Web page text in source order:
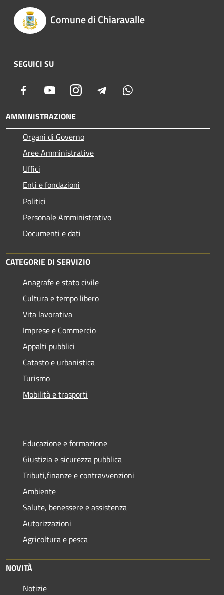
Comune di Chiaravalle
SEGUICI SU
Facebook YoutubeInstagram Telegram
AMMINISTRAZIONE
Organi di Governo
Aree Amministrative
Uffici
Enti e fondazioni
Politici
Personale Amministrativo
Documenti e dati
CATEGORIE DI SERVIZIO
Anagrafe e stato civile
Cultura e tempo libero
Vita lavorativa
Imprese e Commercio
Appalti pubblici
Catasto e urbanistica
Turismo
Mobilità e trasporti
Educazione e formazione
Giustizia e sicurezza pubblica
Tributi,finanze e contravvenzioni
Ambiente
Salute, benessere e assistenza
Autorizzazioni
Agricoltura e pesca
NOVITÀ
Notizie